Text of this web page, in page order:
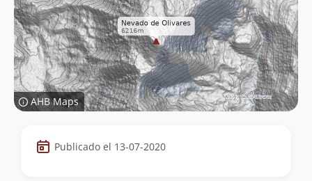
AHB Maps
Datos
de
Publicado el 13-07-2020